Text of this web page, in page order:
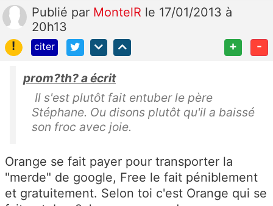
Publié par MontelR le 17/01/2013 à
20h13
!
citer + -
prom?th? a écrit
Il s'est plutôt fait entuber le père
Stéphane. Ou disons plutôt qu'il a baissé
son froc avec joie.
Orange se fait payer pour transporter la
"merde" de google, Free le fait péniblement
et gratuitement. Selon toi c'est Orange qui se